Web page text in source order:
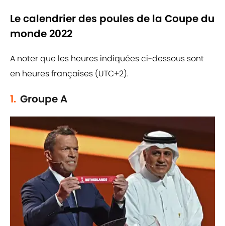
Le calendrier des poules de la Coupe du
monde 2022
A noter que les heures indiquées ci-dessous sont
en heures françaises (UTC+2).
1. Groupe A